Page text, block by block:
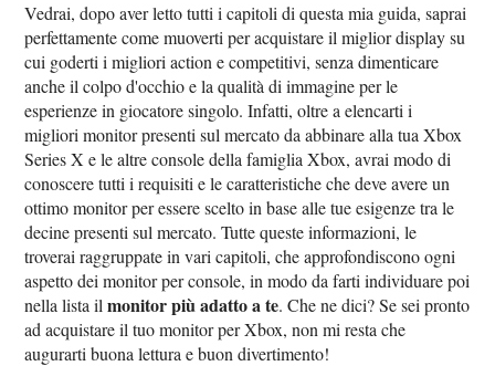
Vedrai, dopo aver letto tutti i capitoli di questa mia guida, saprai
perfettamente come muoverti per acquistare il miglior display su
cui goderti i migliori action e competitivi, senza dimenticare
anche il colpo d'occhio e la qualità di immagine per le
esperienze in giocatore singolo. Infatti, oltre a elencarti i
migliori monitor presenti sul mercato da abbinare alla tua Xbox
Series X e le altre console della famiglia Xbox, avrai modo di
conoscere tutti i requisiti e le caratteristiche che deve avere un
ottimo monitor per essere scelto in base alle tue esigenze tra le
decine presenti sul mercato. Tutte queste informazioni, le
troverai raggruppate in vari capitoli, che approfondiscono ogni
aspetto dei monitor per console, in modo da farti individuare poi
nella lista ilmonitor più adatto a te. Che ne dici? Se sei pronto
ad acquistare il tuo monitor per Xbox, non mi resta che
augurarti buona lettura e buon divertimento!